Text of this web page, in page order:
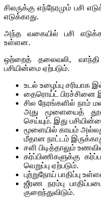
சிலருக்கு எந்நேரமும் பசி
எடுக்காது.
அந்த வகையில் பசி
உள்ளன.
ஒற்றைத் தலைவலி,
பசியின்மை ஏற்படும்.
உடல் உழைப்பு சரியாக
தைரொய்ட் பிரச்சினை
சில நேரங்களில் நாம்
அது மூளையைத்
செய்யும். இது
மூளையில் காயம்
மீதான நாட்டம்
சளி பிடித்தாலும்
கர்ப்பிணிகளுக்கு
வெறுப்பு ஏற்படும்.
புற்றுநோய் பாதிப்பு
ஜீரண நரம்பு
குறைந்துவிடும்.